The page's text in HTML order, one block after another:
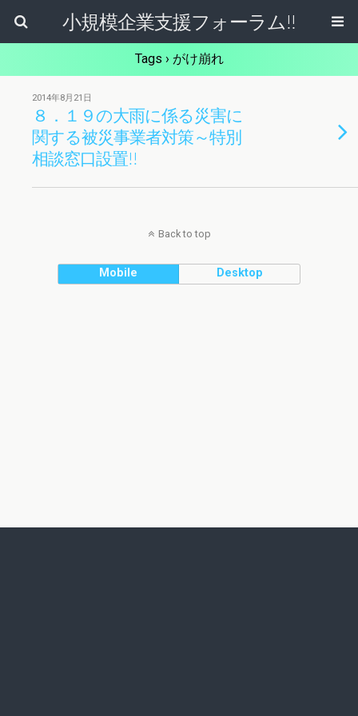
小規模企業支援フォーラム!!
Tags › がけ崩れ
2014年8月21日
８．１９の大雨に係る災害に
関する被災事業者対策～特別
相談窓口設置!!
Back to top
Mobile Desktop